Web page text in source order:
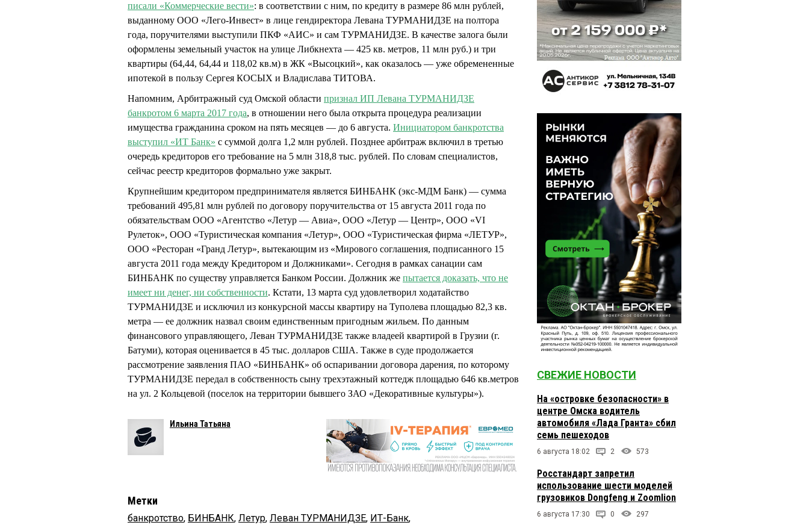
писали «Коммерческие вести»: в соответствии с ним, по кредиту в размере 86 млн рублей,
выданному ООО «Лего-Инвест» в лице гендиректора Левана ТУРМАНИДЗЕ на полтора
года, поручителями выступили ПКФ «АИС» и сам ТУРМАНИДЗЕ. В качестве залога были
оформлены земельный участок на улице Либкнехта — 425 кв. метров, 11 млн руб.) и три
квартиры (64,44, 64,44 и 118,02 кв.м) в ЖК «Высоцкий», как оказалось — уже обремененные
ипотекой в пользу Сергея КОСЫХ и Владислава ТИТОВА.
Напомним, Арбитражный суд Омской области признал ИП Левана ТУРМАНИДЗЕ
банкротом 6 марта 2017 года, в отношении него была открыта процедура реализации
имущества гражданина сроком на пять месяцев — до 6 августа. Инициатором банкротства
выступил «ИТ Банк» с суммой долга 1,2 млн рублей. Позднее арбитраж включил в третью
очередь кредиторов его требование на 5 млн 318,8 тыс. рублей. По словам специалистов,
сейчас реестр кредиторов формально уже закрыт.
Крупнейшим кредитором предпринимателя является БИНБАНК (экс-МДМ Банк) — сумма
требований 495,81 млн рублей по договору поручительства от 15 августа 2011 года по
обязательствам ООО «Агентство «Летур — Авиа», ООО «Летур — Центр», ООО «VI
Рулеток», ООО «Туристическая компания «Летур», ООО «Туристическая фирма «ЛЕТУР»,
ООО «Ресторан «Гранд Летур», вытекающим из «Мирового соглашения, подписанного 15
августа 2011 года между Кредитором и Должниками». Сегодня в рамках санации сам
БИНБАНК по существу управляется Банком России. Должник же пытается доказать, что не
имеет ни денег, ни собственности. Кстати, 13 марта суд удовлетворил ходатайство
ТУРМАНИДЗЕ и исключил из конкурсной массы квартиру на Туполева площадью 82,3 кв.
метра — ее должник назвал своим единственным пригодным жильем. По данным
финансового управляющего, Леван ТУРМАНИДЗЕ также владеей квартирой в Грузии (г.
Батуми), которая оценивается в 45 тыс. долларов США. Также в суде продолжается
рассмотрение заявления ПАО «БИНБАНК» об оспаривании договора дарения, по которому
ТУРМАНИДЗЕ передал в собственность сыну трехэтажный коттедж площадью 646 кв.метров
на ул. 2 Кольцевой (поселок на территории бывшего ЗАО «Декоративные культуры»).
Ильина Татьяна
Метки
банкротство, БИНБАНК, Летур, Леван ТУРМАНИДЗЕ, ИТ-Банк,
СВЕЖИЕ НОВОСТИ
На «островке безопасности» в
центре Омска водитель
автомобиля «Лада Гранта» сбил
семь пешеходов
6 августа 18:02 2 573
Росстандарт запретил
использование шести моделей
грузовиков Dongfeng и Zoomlion
6 августа 17:30 0 297